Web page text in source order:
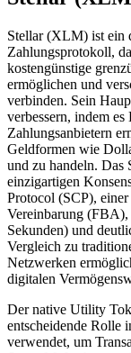
Stellar (XLM) ist ein
Zahlungsprotokoll,
kostengünstige
ermöglichen und
verbinden. Sein
verbessern, indem
Zahlungsanbietern
Geldformen wie
und zu handeln. Das
einzigartigen
Protocol (SCP),
Vereinbarung
Sekunden) und
Vergleich zu
Netzwerken
digitalen
Der native Utility
entscheidende Rolle
verwendet, um